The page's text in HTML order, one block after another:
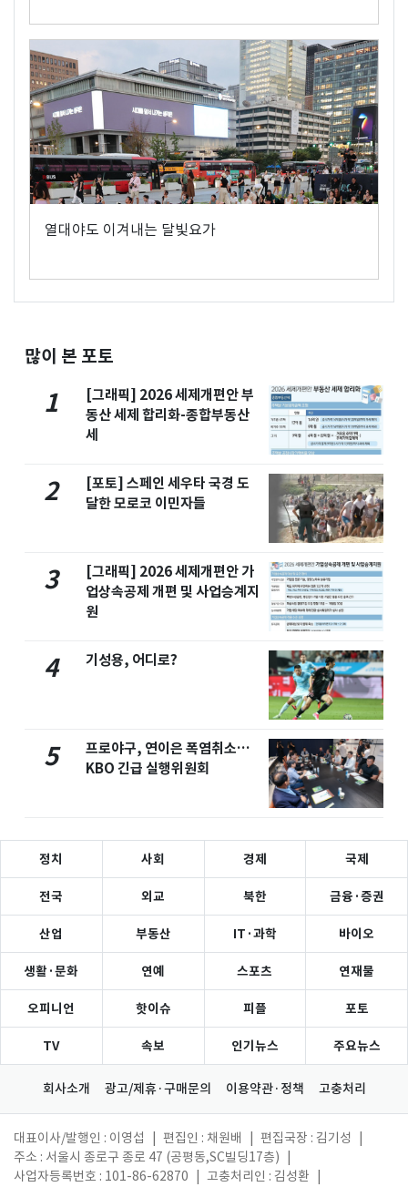
열대야도 이겨내는 달빛요가
많이 본 포토
1
[그래픽] 2026 세제개편안 부
동산 세제 합리화-종합부동산
세
2
[포토] 스페인 세우타 국경 도
달한 모로코 이민자들
3
[그래픽] 2026 세제개편안 가
업상속공제 개편 및 사업승계지
원
4 기성용, 어디로?
5
프로야구, 연이은 폭염취소…
KBO 긴급 실행위원회
정치 사회 경제 국제
전국 외교 북한 금융·증권
산업 부동산 IT·과학 바이오
생활·문화 연예 스포츠 연재물
오피니언 핫이슈 피플 포토
TV 속보 인기뉴스 주요뉴스
회사소개 광고/제휴·구매문의 이용약관·정책 고충처리
대표이사/발행인 : 이영섭 편집인 : 채원배 편집국장 : 김기성
주소 : 서울시 종로구 종로 47 (공평동,SC빌딩17층)
사업자등록번호 : 101-86-62870
고충처리인 : 김성환